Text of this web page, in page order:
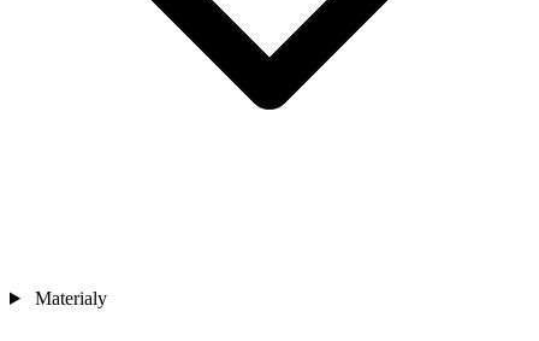
Materialy